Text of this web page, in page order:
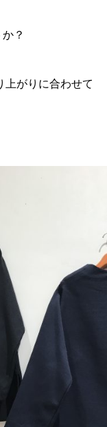
？
上がりに合わせて